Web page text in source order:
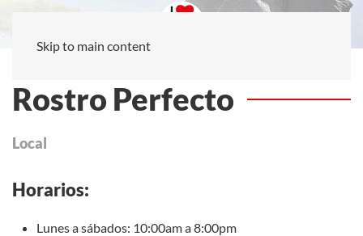
Skip to main content
Rostro Perfecto
Local
Horarios:
Lunes a sábados: 10:00am a 8:00pm